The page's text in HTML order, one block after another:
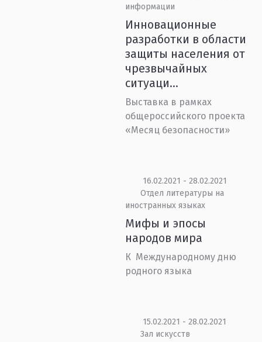
информации
Инновационные
разработки в области
защиты населения от
чрезвычайных
ситуаци...
Выставка в рамках
общероссийского проекта
«Месяц безопасности»
16.02.2021 - 28.02.2021
Отдел литературы на
иностранных языках
Мифы и эпосы
народов мира
К Международному дню
родного языка
15.02.2021 - 28.02.2021
Зал искусств